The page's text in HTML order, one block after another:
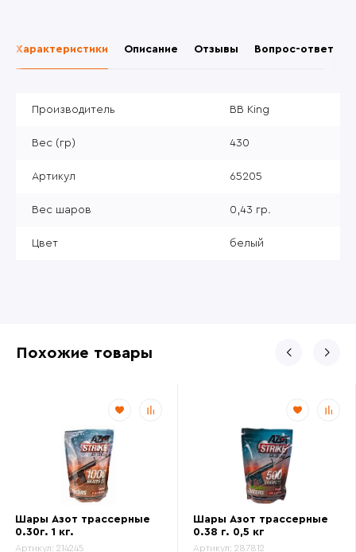
Характеристики Описание Отзывы Вопрос-ответ
Производитель BB King
Вес (гр) 430
Артикул 65205
Вес шаров 0,43 гр.
Цвет белый
Похожие товары
Шары Азот трассерные
0.30г. 1 кг.
Артикул: 214245
Шары Азот трассерные
0.38 г. 0,5 кг
Артикул: 287812